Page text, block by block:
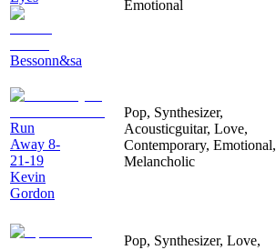
Bessonn&sa
Emotional
Run
Away 8-
21-19
Kevin
Gordon
Pop, Synthesizer,
Acousticguitar, Love,
Contemporary, Emotional,
Melancholic
Pop, Synthesizer, Love,